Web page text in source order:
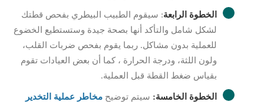
الخطوة الرابعة: سيقوم الطبيب البيطري بفحص قطتك
لشكل شامل والتأكد أنها بصحة جيدة وستستطيع الخضوع
للعملية بدون مشاكل. ربما يقوم بفحص ضربات القلب،
ولون اللثة، ودرجة الحرارة ، كما أن بعض العيادات تقوم
بقياس ضغط القطة قبل العملية.
الخطوة الخامسة: سيتم توضيح مخاطر عملية التخدير